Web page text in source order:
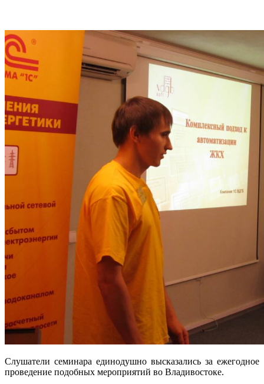
Слушатели семинара единодушно высказались за ежегодное
проведение подобных мероприятий во Владивостоке.